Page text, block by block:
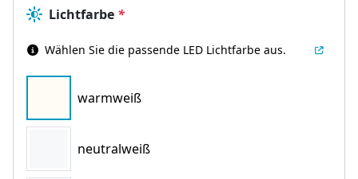
Lichtfarbe *
Wählen Sie die passende LED Lichtfarbe aus.
warmweiß
neutralweiß